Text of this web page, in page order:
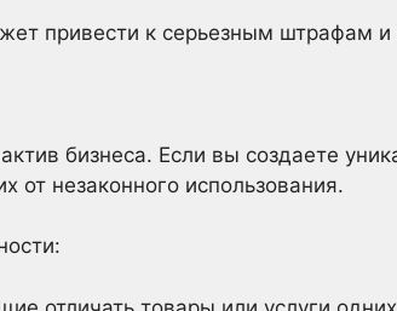
привести к серьезным штрафам
бизнеса. Если вы создаете
от незаконного использования.